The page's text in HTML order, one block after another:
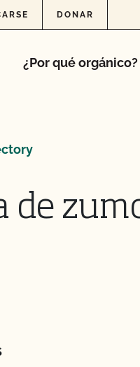
DONAR
¿Por qué orgánico?
de